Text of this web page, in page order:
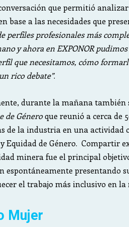
que permitió
base a las necesidades que
perfiles profesionales más
y ahora en EXPONOR
que necesitamos, cómo
rico debate”.
durante la mañana también
de Géneroque reunió a cerca de
de la industria en una actividad
Equidad de Género. Compartir
minera fue el principal
espontáneamente presentando
el trabajo más inclusivo en la
Mujer